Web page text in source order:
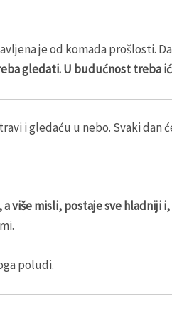
je od komada prošlosti.
gledati. U budućnost treba
i gledaću u nebo. Svaki
a više misli, postaje sve hladniji
poludi.